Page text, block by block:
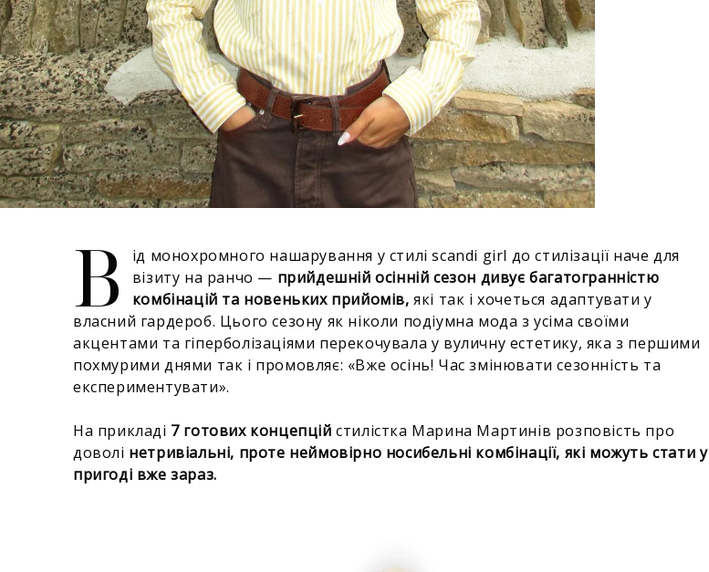
В
ід монохромного нашарування у стилі scandi girl до стилізації наче для
візиту на ранчо — прийдешній осінній сезон дивує багатогранністю
комбінацій та новеньких прийомів,які так і хочеться адаптувати у
власний гардероб. Цього сезону як ніколи подіумна мода з усіма своїми
акцентами та гіперболізаціями перекочувала у вуличну естетику, яка з першими
похмурими днями так і промовляє: «Вже осінь! Час змінювати сезонність та
експериментувати».
На прикладі 7 готових концепційстилістка Марина Мартинів розповість про
доволі нетривіальні, проте неймовірно носибельні комбінації, які можуть стати у
пригоді вже зараз.